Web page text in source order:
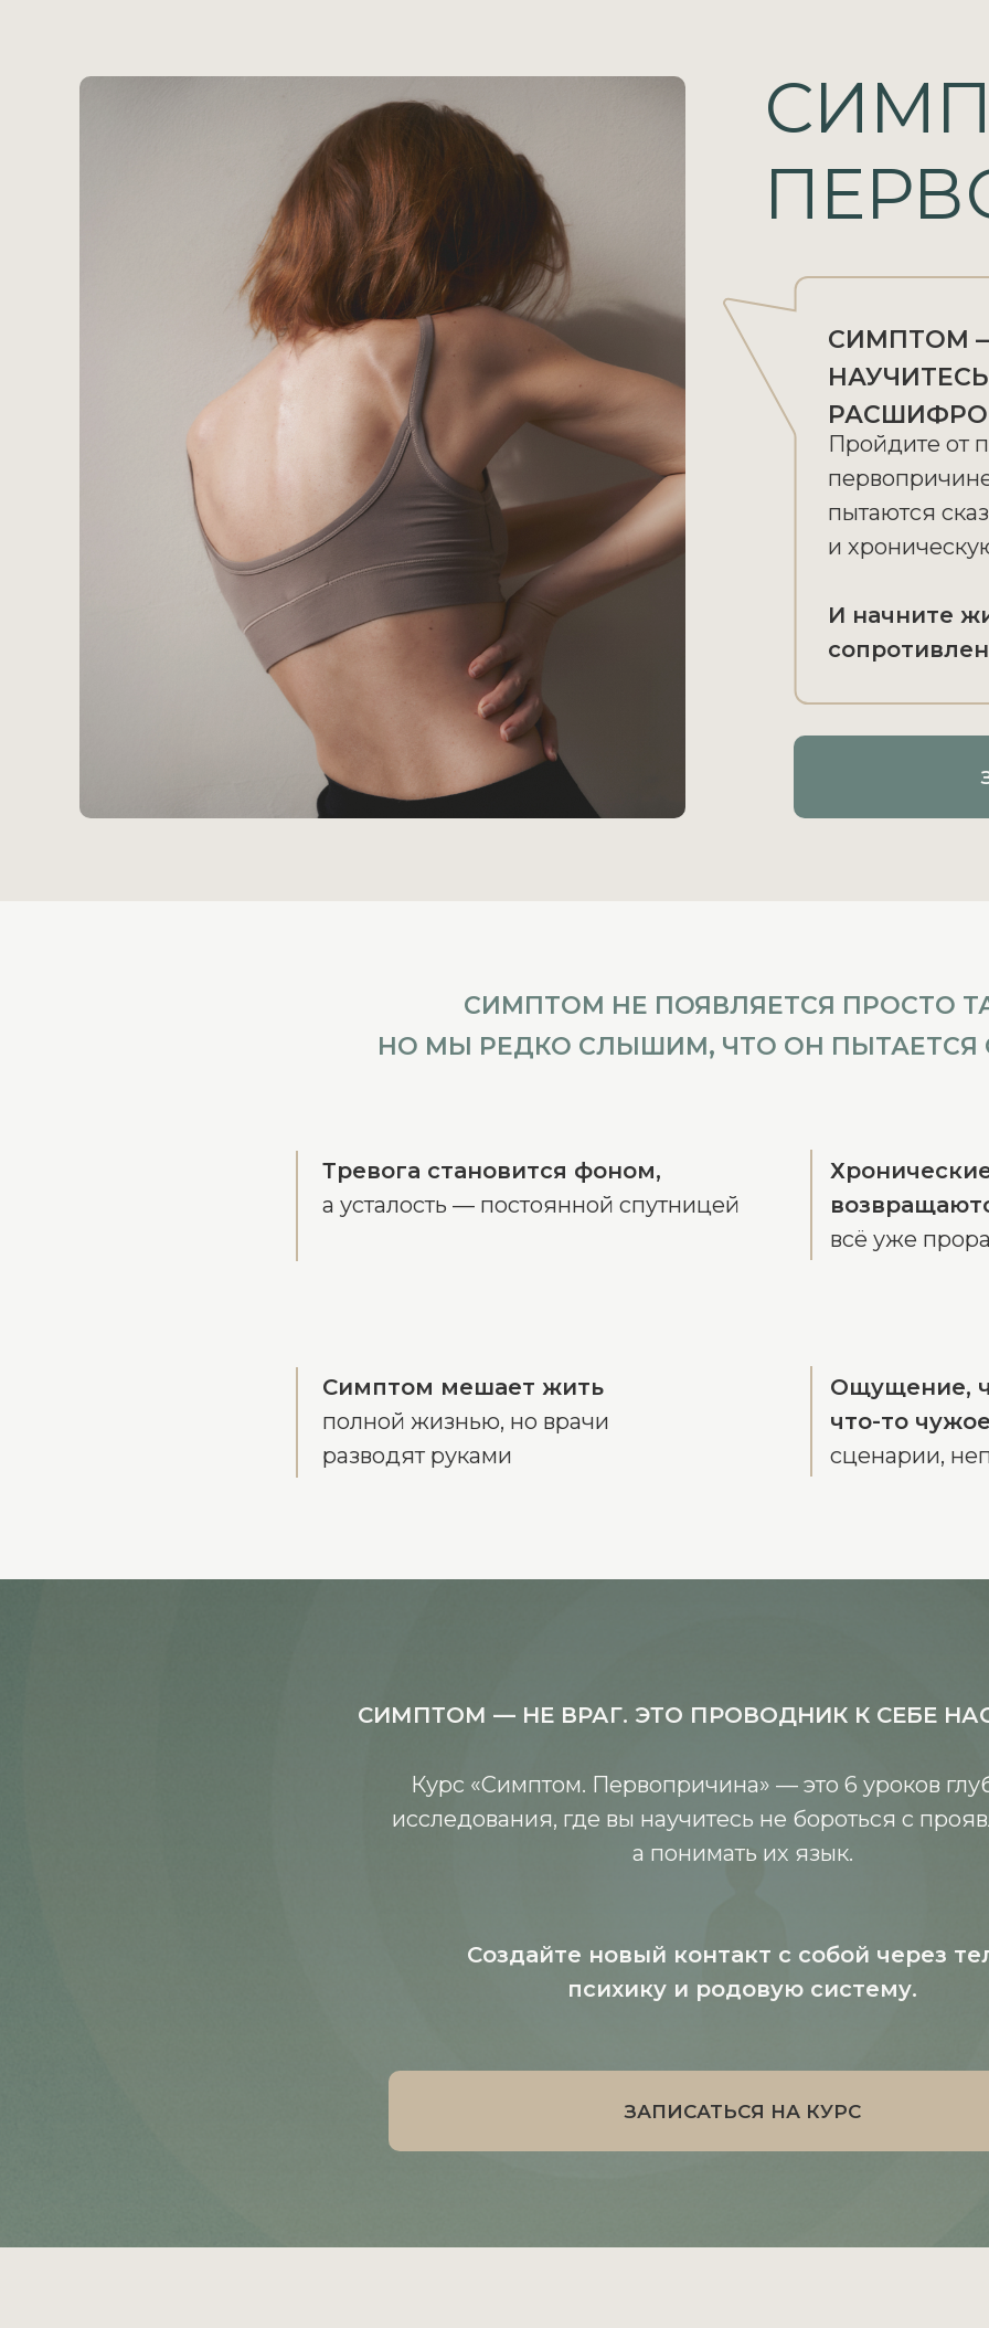
Пройдите от
пытаются
и
И начните
СИМПТОМ
Ощущение,
что-то
сценарии,
Симптом мешает жить
полной жизнью, но врачи
разводят руками
всё уже
Тревога становится фоном,
а усталость — постоянной спутницей
СИМПТОМ НЕ ПОЯВЛЯЕТСЯ ПРОСТО
НО МЫ РЕДКО СЛЫШИМ, ЧТО ОН ПЫТАЕТСЯ
Создайте новый контакт с собой через
психику и родовую систему.
Курс «Симптом. Первопричина» — это 6 уроков
исследования, где вы научитесь не бороться с
а понимать их язык.
СИМПТОМ — НЕ ВРАГ. ЭТО ПРОВОДНИК К СЕБЕ
ЗАПИСАТЬСЯ НА КУРС